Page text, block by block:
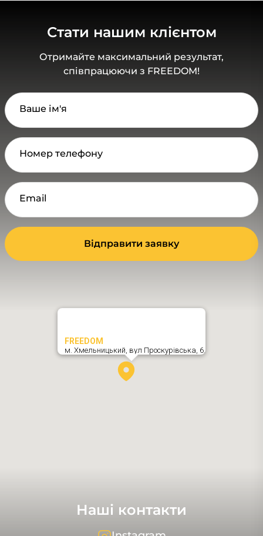
Стати нашим клієнтом
Отримайте максимальний результат,
співпрацюючи з FREEDOM!
Ваше ім'я
Номер телефону
Email
Відправити заявку
Наші контакти
FREEDOM
м. Хмельницький, вул Проскурівська, 6,